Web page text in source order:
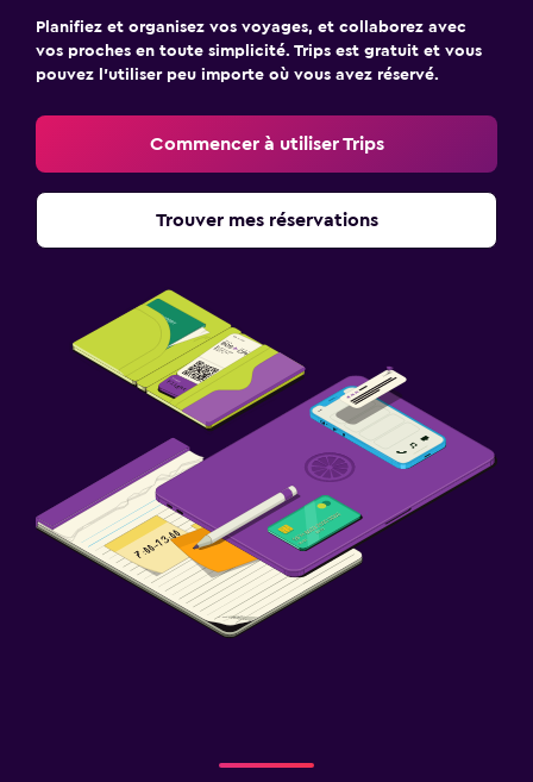
Planifiez et organisez vos voyages, et collaborez avec
vos proches en toute simplicité. Trips est gratuit et vous
pouvez l’utiliser peu importe où vous avez réservé.
Commencer à utiliser Trips
Trouver mes réservations